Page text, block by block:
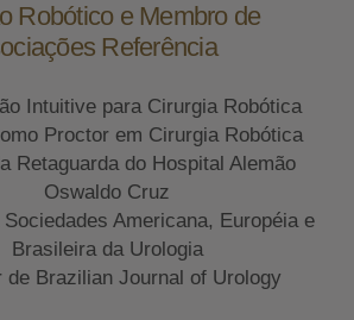
Robótico e Membro de
Referência
Intuitive para Cirurgia Robótica
Proctor em Cirurgia Robótica
Retaguarda do Hospital Alemão
Oswaldo Cruz
Americana, Européia e
Brasileira da Urologia
de Brazilian Journal of Urology